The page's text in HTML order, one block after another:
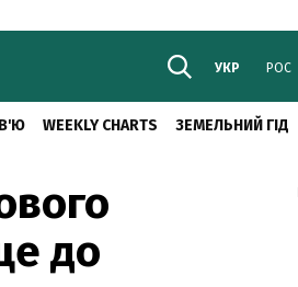
УКР РОС
WEEKLY CHARTS ЗЕМЕЛЬНИЙ ГІД
до